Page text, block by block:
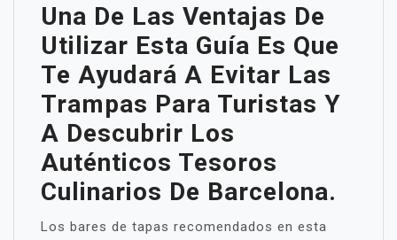
Una De Las Ventajas De
Utilizar Esta Guía Es Que
Te Ayudará A Evitar Las
Trampas Para Turistas Y
A Descubrir Los
Auténticos Tesoros
Culinarios De Barcelona.
Los bares de tapas recomendados en esta